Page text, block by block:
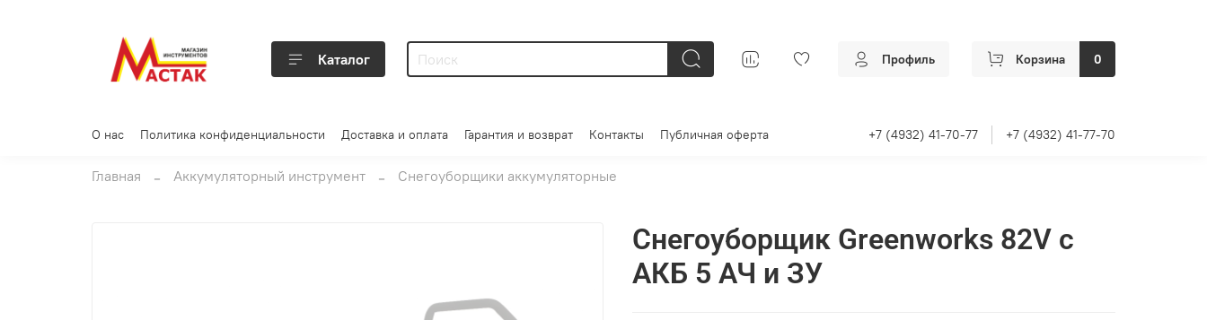
Каталог Профиль Корзина 0
О нас Политика конфиденциальности Доставка и оплата Гарантия и возврат Контакты Публичная оферта +7 (4932) 41-70-77 +7 (4932) 41-77-70
Главная Аккумуляторный инструмент Снегоуборщики аккумуляторные
Снегоуборщик Greenworks 82V c
АКБ 5 АЧ и ЗУ